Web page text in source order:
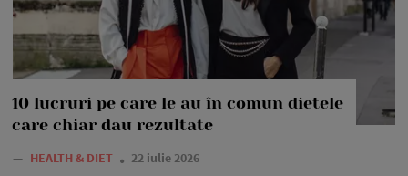
10 lucruri pe care le au în comun dietele
care chiar dau rezultate
— HEALTH & DIET 22 iulie 2026